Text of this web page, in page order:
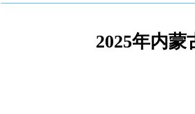
2025年内